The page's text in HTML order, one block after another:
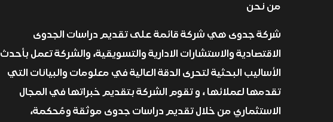
من نحن
شركة جدوى هي شركة قائمة على تقديم دراسات الجدوى
الاقتصادية والاستشارات الادارية والتسويقية، والشركة تعمل بأحدث
الأساليب البحثية لتحرى الدقة العالية في معلومات والبيانات التي
تقدمها لعملائها ، و تقوم الشركة بتقديم خبراتها في المجال
الاستثماري من خلال تقديم دراسات جدوى موثقة ومُحكمة،